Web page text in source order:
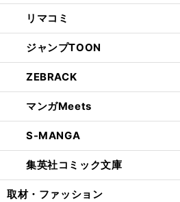
リマコミ
ジャンプTOON
ZEBRACK
マンガMeets
S-MANGA
集英社コミック文庫
取材・ファッション